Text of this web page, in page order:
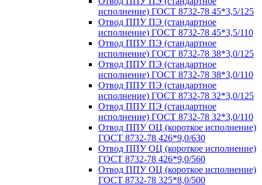
исполнение) ГОСТ 8732-78 45*3,5/125
Отвод ППУ ПЭ (стандартное
исполнение) ГОСТ 8732-78 45*3,5/110
Отвод ППУ ПЭ (стандартное
исполнение) ГОСТ 8732-78 38*3,0/125
Отвод ППУ ПЭ (стандартное
исполнение) ГОСТ 8732-78 38*3,0/110
Отвод ППУ ПЭ (стандартное
исполнение) ГОСТ 8732-78 32*3,0/125
Отвод ППУ ПЭ (стандартное
исполнение) ГОСТ 8732-78 32*3,0/110
Отвод ППУ ОЦ (короткое исполнение)
ГОСТ 8732-78 426*9,0/630
Отвод ППУ ОЦ (короткое исполнение)
ГОСТ 8732-78 426*9,0/560
Отвод ППУ ОЦ (короткое исполнение)
ГОСТ 8732-78 325*8,0/500